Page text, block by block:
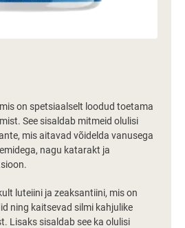
on spetsiaalselt loodud toetama
See sisaldab mitmeid olulisi
mis aitavad võidelda vanusega
nagu katarakt ja
luteiini ja zeaksantiini, mis on
ning kaitsevad silmi kahjulike
Lisaks sisaldab see ka olulisi